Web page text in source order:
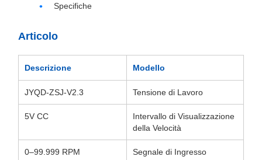
Specifiche
Articolo
Descrizione Modello
JYQD-ZSJ-V2.3 Tensione di Lavoro
5V CC
Intervallo di Visualizzazione
della Velocità
0–99.999 RPM Segnale di Ingresso